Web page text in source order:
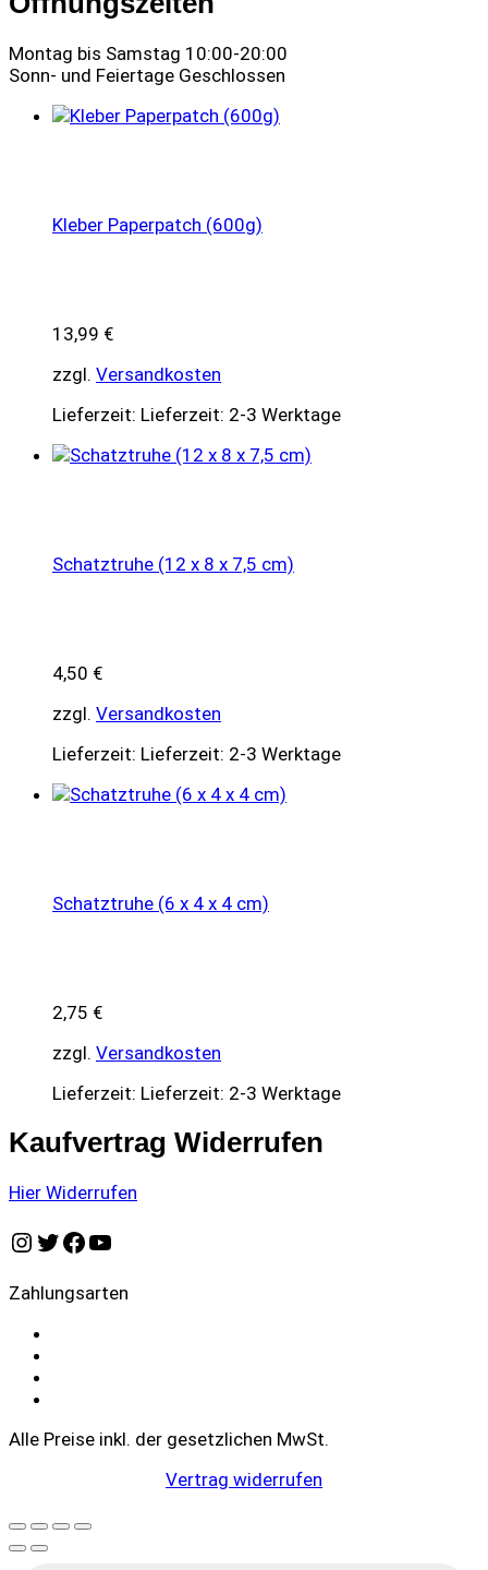
Montag bis Samstag 10:00-20:00
Sonn- und Feiertage Geschlossen
Kleber Paperpatch (600g)
13,99 €
zzgl. Versandkosten
Lieferzeit: Lieferzeit: 2-3 Werktage
Schatztruhe (12 x 8 x 7,5 cm)
4,50 €
zzgl. Versandkosten
Lieferzeit: Lieferzeit: 2-3 Werktage
Schatztruhe (6 x 4 x 4 cm)
2,75 €
zzgl. Versandkosten
Lieferzeit: Lieferzeit: 2-3 Werktage
Kaufvertrag Widerrufen
Hier Widerrufen
Instagram
Twitter
Facebook
YouTube
Zahlungsarten
Alle Preise inkl. der gesetzlichen MwSt.
Vertrag widerrufen